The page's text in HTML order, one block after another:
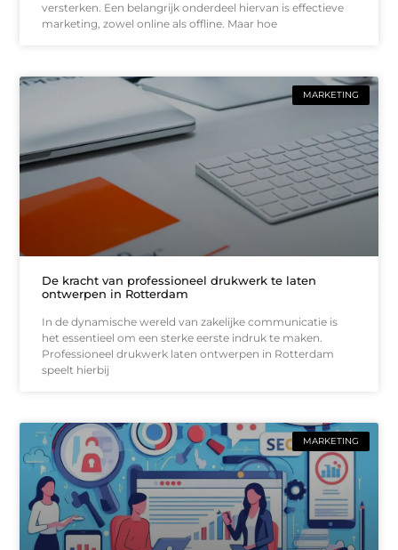
versterken. Een belangrijk onderdeel hiervan is effectieve
marketing, zowel online als offline. Maar hoe
MARKETING
De kracht van professioneel drukwerk te laten
ontwerpen in Rotterdam
In de dynamische wereld van zakelijke communicatie is
het essentieel om een sterke eerste indruk te maken.
Professioneel drukwerk laten ontwerpen in Rotterdam
speelt hierbij
MARKETING